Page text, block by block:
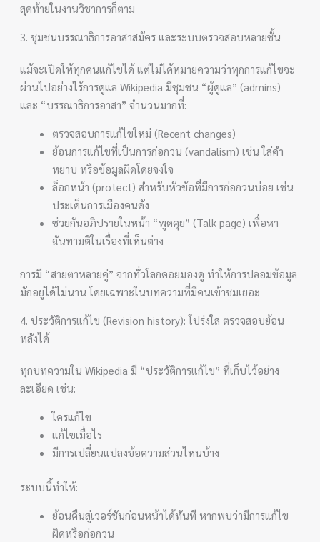
สุดท้ายในงานวิชาการก็ตาม
3. ชุมชนบรรณาธิการอาสาสมัคร และระบบตรวจสอบหลายชั้น
แม้จะเปิดให้ทุกคนแก้ไขได้ แต่ไม่ได้หมายความว่าทุกการแก้ไขจะ
ผ่านไปอย่างไร้การดูแล Wikipedia มีชุมชน “ผู้ดูแล” (admins)
และ “บรรณาธิการอาสา” จำนวนมากที่:
ตรวจสอบการแก้ไขใหม่ (Recent changes)
ย้อนการแก้ไขที่เป็นการก่อกวน (vandalism) เช่น ใส่คำ
หยาบ หรือข้อมูลผิดโดยจงใจ
ล็อกหน้า (protect) สำหรับหัวข้อที่มีการก่อกวนบ่อย เช่น
ประเด็นการเมืองคนดัง
ช่วยกันอภิปรายในหน้า “พูดคุย” (Talk page) เพื่อหา
ฉันทามติในเรื่องที่เห็นต่าง
การมี “สายตาหลายคู่” จากทั่วโลกคอยมองดู ทำให้การปลอมข้อมูล
มักอยู่ได้ไม่นาน โดยเฉพาะในบทความที่มีคนเข้าชมเยอะ
4. ประวัติการแก้ไข (Revision history): โปร่งใส ตรวจสอบย้อน
หลังได้
ทุกบทความใน Wikipedia มี “ประวัติการแก้ไข” ที่เก็บไว้อย่าง
ละเอียด เช่น:
ใครแก้ไข
แก้ไขเมื่อไร
มีการเปลี่ยนแปลงข้อความส่วนไหนบ้าง
ระบบนี้ทำให้:
ย้อนคืนสู่เวอร์ชันก่อนหน้าได้ทันที หากพบว่ามีการแก้ไข
ผิดหรือก่อกวน